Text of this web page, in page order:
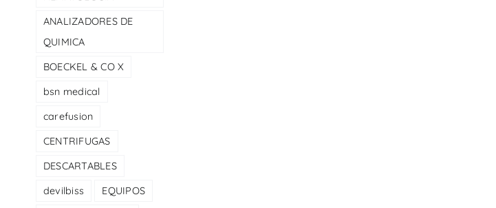
ANALIZADORES DE
QUIMICA
BOECKEL & CO X
bsn medical
carefusion
CENTRIFUGAS
DESCARTABLES
devilbiss
EQUIPOS